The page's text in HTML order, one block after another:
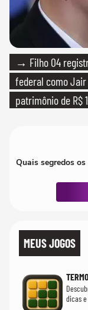
→ Filho 04
federal como
patrimônio de R$
Quais segredos
MEUS JOGOS
TERMO
dicas